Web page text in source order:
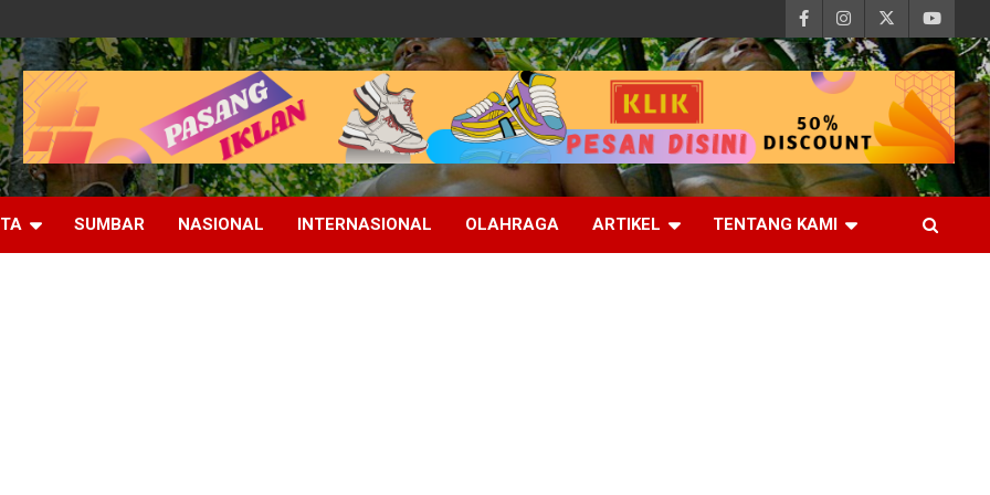
SUMBAR NASIONAL INTERNASIONAL OLAHRAGA ARTIKEL TENTANG KAMI